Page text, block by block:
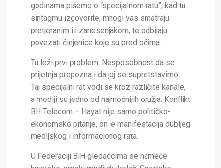
godinama pišemo o “specijalnom ratu”, kad tu
sintagmu izgovorite, mnogi vas smatraju
pretjeranim ili zanesenjakom, te odbijaju
povezati činjenice koje su pred očima.
Tu leži prvi problem. Nesposobnost da se
prijetnja prepozna i da joj se suprotstavimo.
Taj specijalni rat vodi se kroz različite kanale,
a mediji su jedno od najmoćnijih oružja. Konflikt
BH Telecom – Hayat nije samo političko-
ekonomsko pitanje, on je manifestacija dubljeg
medijskog i informacionog rata.
U Federaciji BiH gledaocima se nameće